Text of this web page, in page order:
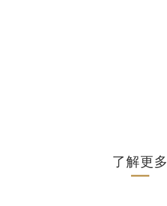
了解更多